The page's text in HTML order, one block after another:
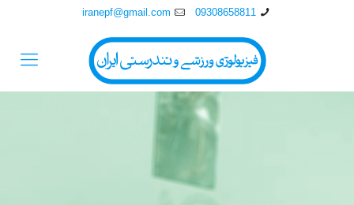
09308658811
iranepf@gmail.com